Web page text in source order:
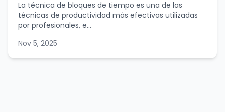
La técnica de bloques de tiempo es una de las
técnicas de productividad más efectivas utilizadas
por profesionales, e...
Nov 5, 2025